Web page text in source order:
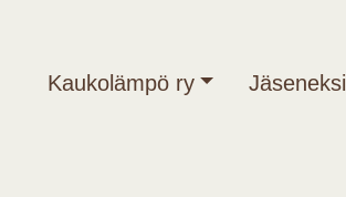
Kaukolämpö ry Jäseneksi